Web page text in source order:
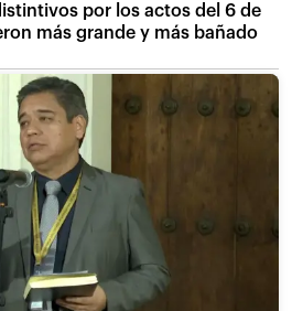
por los actos del 6 de
más grande y más bañado